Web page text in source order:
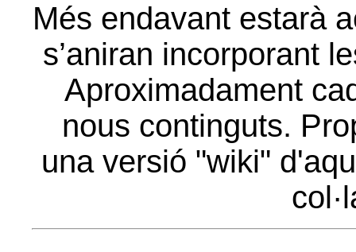
Més endavant estarà
s’aniran incorporant
Aproximadament
nous continguts.
una versió "wiki"